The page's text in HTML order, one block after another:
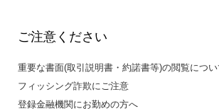
ご注意ください
重要な書面(取引説明書・約諾書等)の閲覧につ
フィッシング詐欺にご注意
登録金融機関にお勤めの方へ